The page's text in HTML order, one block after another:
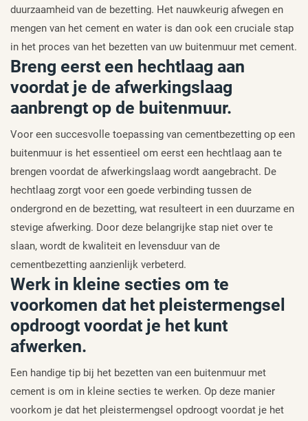
duurzaamheid van de bezetting. Het nauwkeurig afwegen en
mengen van het cement en water is dan ook een cruciale stap
in het proces van het bezetten van uw buitenmuur met cement.
Breng eerst een hechtlaag aan
voordat je de afwerkingslaag
aanbrengt op de buitenmuur.
Voor een succesvolle toepassing van cementbezetting op een
buitenmuur is het essentieel om eerst een hechtlaag aan te
brengen voordat de afwerkingslaag wordt aangebracht. De
hechtlaag zorgt voor een goede verbinding tussen de
ondergrond en de bezetting, wat resulteert in een duurzame en
stevige afwerking. Door deze belangrijke stap niet over te
slaan, wordt de kwaliteit en levensduur van de
cementbezetting aanzienlijk verbeterd.
Werk in kleine secties om te
voorkomen dat het pleistermengsel
opdroogt voordat je het kunt
afwerken.
Een handige tip bij het bezetten van een buitenmuur met
cement is om in kleine secties te werken. Op deze manier
voorkom je dat het pleistermengsel opdroogt voordat je het